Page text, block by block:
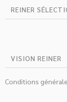
REINER
VISION REINER
Conditions